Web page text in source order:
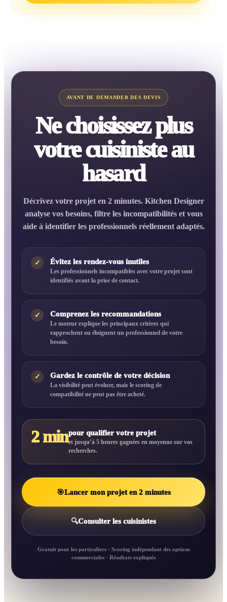
AVANT DE DEMANDER DES DEVIS
Ne choisissez plus
votre cuisiniste au
hasard
Décrivez votre projet en 2 minutes. Kitchen Designer
analyse vos besoins, filtre les incompatibilités et vous
aide à identifier les professionnels réellement adaptés.
✓ Évitez les rendez-vous inutiles
Les professionnels incompatibles avec votre projet sont
identifiés avant la prise de contact.
✓ Comprenez les recommandations
Le moteur explique les principaux critères qui
rapprochent ou éloignent un professionnel de votre
besoin.
✓ Gardez le contrôle de votre décision
La visibilité peut évoluer, mais le scoring de
compatibilité ne peut pas être acheté.
2 minpour qualifier votre projet
et jusqu’à 5 heures gagnées en moyenne sur vos
recherches.
🎯Lancer mon projet en 2 minutes
🔍Consulter les cuisinistes
Gratuit pour les particuliers · Scoring indépendant des options
commerciales · Résultats expliqués